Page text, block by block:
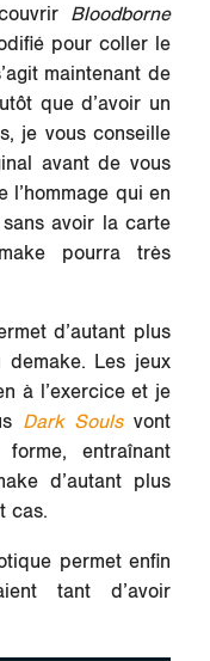
Bloodborne
pour coller le
maintenant de
que d’avoir un
je vous conseille
avant de vous
l’hommage qui en
avoir la carte
pourra très
d’autant plus
Les jeux
à l’exercice et je
Dark Soulsvont
entraînant
d’autant plus
cas.
permet enfin
tant d’avoir